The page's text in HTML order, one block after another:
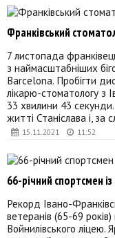
15.11.2021 11:52
Франківський
7 листопада
з наймасштабніших
Barcelona. Пробігти
лікарю-стоматологу з
33 хвилини 43
житті Станіслава і, за
66-річний спортсмен
Рекорд Івано-
ветеранів (65-69
Войнилівського ліцею.